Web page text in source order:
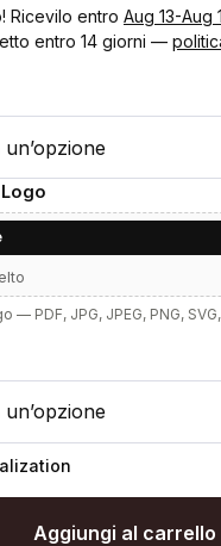
Ricevilo entro Aug 13-Aug
entro 14 giorni —
— PDF, JPG, JPEG, PNG,
Aggiungi al carrello